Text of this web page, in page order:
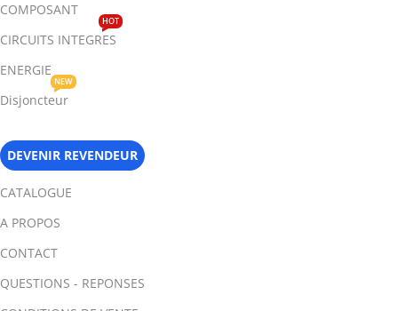
COMPOSANT
CIRCUITS INTEGRES
HOT
ENERGIE
Disjoncteur
NEW
DEVENIR REVENDEUR
CATALOGUE
A PROPOS
CONTACT
QUESTIONS - REPONSES